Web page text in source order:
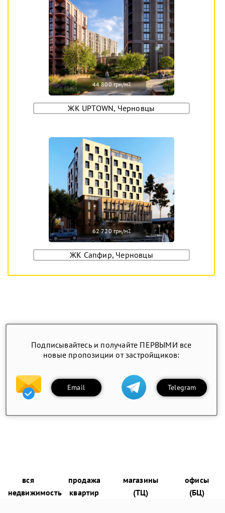
44 800 грн/м2
ЖК UPTOWN, Черновцы
62 720 грн/м2
ЖК Сапфир, Черновцы
Подписывайтесь и получайте ПЕРВЫМИ все
новые пропозиции от застройщиков:
Email Telegram
вся
недвижимость
продажа
квартир
магазины
(ТЦ)
офисы
(БЦ)